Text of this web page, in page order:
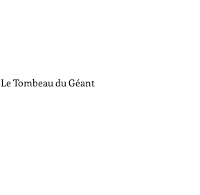
Le Tombeau du Géant